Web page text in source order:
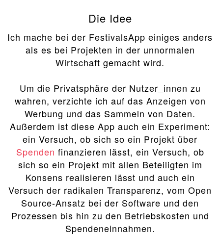
Die Idee
Ich mache bei der FestivalsApp einiges anders
als es bei Projekten in der unnormalen
Wirtschaft gemacht wird.
Um die Privatsphäre der Nutzer_innen zu
wahren, verzichte ich auf das Anzeigen von
Werbung und das Sammeln von Daten.
Außerdem ist diese App auch ein Experiment:
ein Versuch, ob sich so ein Projekt über
Spenden finanzieren lässt, ein Versuch, ob
sich so ein Projekt mit allen Beteiligten im
Konsens realisieren lässt und auch ein
Versuch der radikalen Transparenz, vom Open
Source-Ansatz bei der Software und den
Prozessen bis hin zu den Betriebskosten und
Spendeneinnahmen.